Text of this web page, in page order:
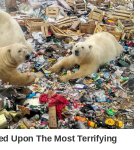
Disyorkan
perkukuh ekosistem
luar bandar
lapangan terbang wajar